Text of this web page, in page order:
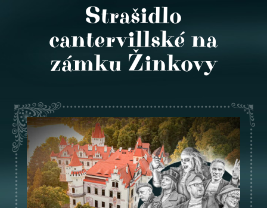
Strašidlo
cantervillské na
zámku Žinkovy